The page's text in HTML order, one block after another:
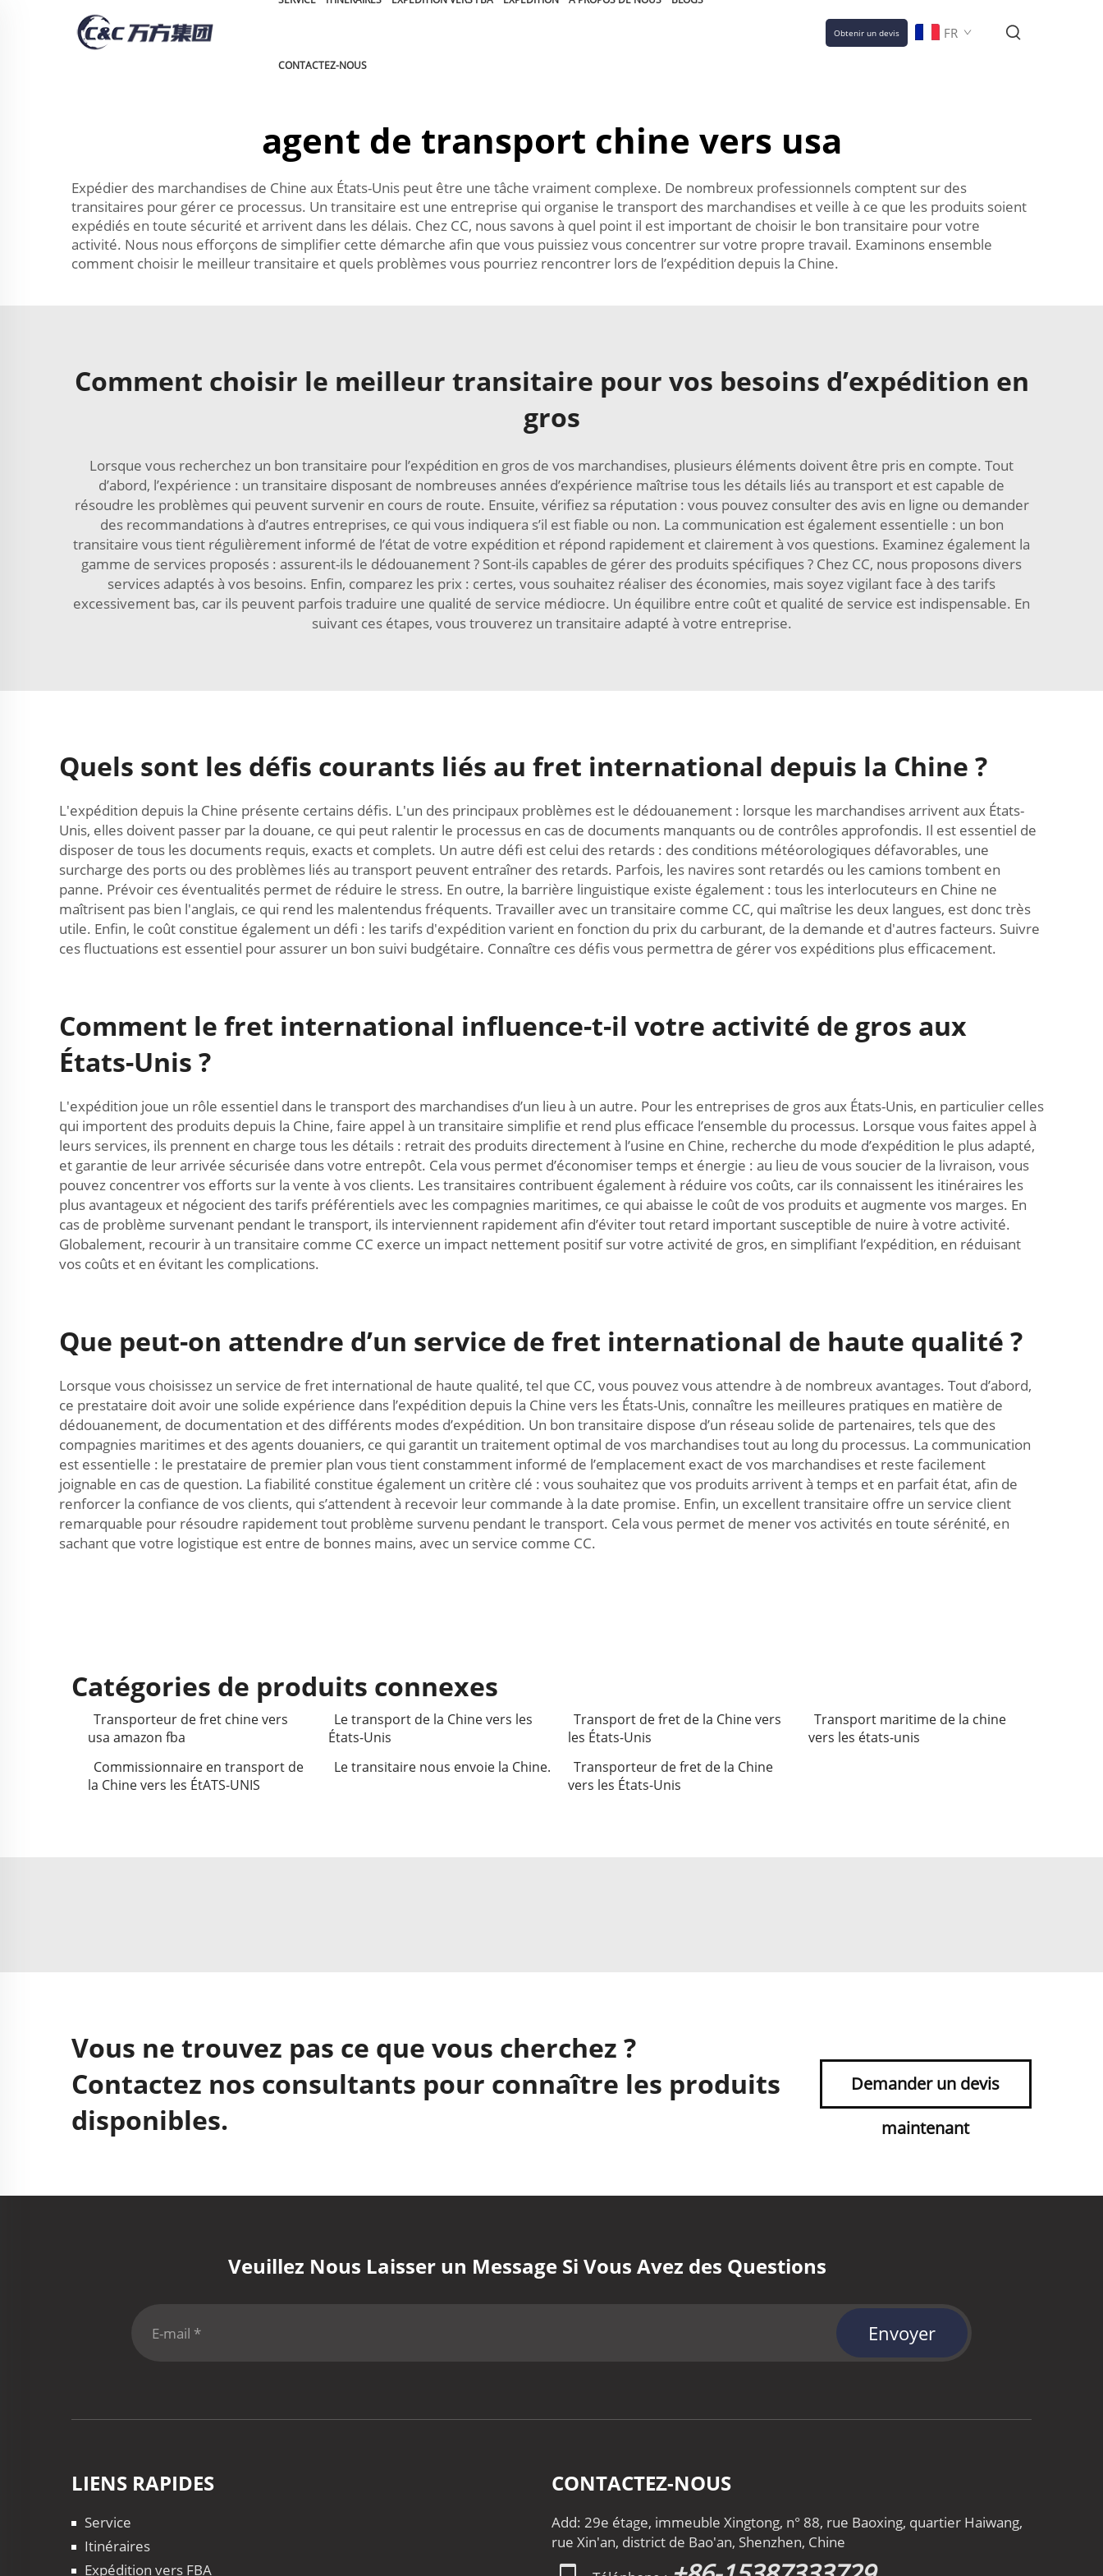
CONTACTEZ-NOUS
Obtenir un devis FR
agent de transport chine vers usa
Expédier des marchandises de Chine aux États-Unis peut être une tâche vraiment complexe. De nombreux professionnels comptent sur des
transitaires pour gérer ce processus. Un transitaire est une entreprise qui organise le transport des marchandises et veille à ce que les produits soient
expédiés en toute sécurité et arrivent dans les délais. Chez CC, nous savons à quel point il est important de choisir le bon transitaire pour votre
activité. Nous nous efforçons de simplifier cette démarche afin que vous puissiez vous concentrer sur votre propre travail. Examinons ensemble
comment choisir le meilleur transitaire et quels problèmes vous pourriez rencontrer lors de l’expédition depuis la Chine.
Comment choisir le meilleur transitaire pour vos besoins d’expédition en
gros
Lorsque vous recherchez un bon transitaire pour l’expédition en gros de vos marchandises, plusieurs éléments doivent être pris en compte. Tout
d’abord, l’expérience : un transitaire disposant de nombreuses années d’expérience maîtrise tous les détails liés au transport et est capable de
résoudre les problèmes qui peuvent survenir en cours de route. Ensuite, vérifiez sa réputation : vous pouvez consulter des avis en ligne ou demander
des recommandations à d’autres entreprises, ce qui vous indiquera s’il est fiable ou non. La communication est également essentielle : un bon
transitaire vous tient régulièrement informé de l’état de votre expédition et répond rapidement et clairement à vos questions. Examinez également la
gamme de services proposés : assurent-ils le dédouanement ? Sont-ils capables de gérer des produits spécifiques ? Chez CC, nous proposons divers
services adaptés à vos besoins. Enfin, comparez les prix : certes, vous souhaitez réaliser des économies, mais soyez vigilant face à des tarifs
excessivement bas, car ils peuvent parfois traduire une qualité de service médiocre. Un équilibre entre coût et qualité de service est indispensable. En
suivant ces étapes, vous trouverez un transitaire adapté à votre entreprise.
Quels sont les défis courants liés au fret international depuis la Chine ?
L'expédition depuis la Chine présente certains défis. L'un des principaux problèmes est le dédouanement : lorsque les marchandises arrivent aux États-
Unis, elles doivent passer par la douane, ce qui peut ralentir le processus en cas de documents manquants ou de contrôles approfondis. Il est essentiel de
disposer de tous les documents requis, exacts et complets. Un autre défi est celui des retards : des conditions météorologiques défavorables, une
surcharge des ports ou des problèmes liés au transport peuvent entraîner des retards. Parfois, les navires sont retardés ou les camions tombent en
panne. Prévoir ces éventualités permet de réduire le stress. En outre, la barrière linguistique existe également : tous les interlocuteurs en Chine ne
maîtrisent pas bien l'anglais, ce qui rend les malentendus fréquents. Travailler avec un transitaire comme CC, qui maîtrise les deux langues, est donc très
utile. Enfin, le coût constitue également un défi : les tarifs d'expédition varient en fonction du prix du carburant, de la demande et d'autres facteurs. Suivre
ces fluctuations est essentiel pour assurer un bon suivi budgétaire. Connaître ces défis vous permettra de gérer vos expéditions plus efficacement.
Comment le fret international influence-t-il votre activité de gros aux
États-Unis ?
L'expédition joue un rôle essentiel dans le transport des marchandises d’un lieu à un autre. Pour les entreprises de gros aux États-Unis, en particulier celles
qui importent des produits depuis la Chine, faire appel à un transitaire simplifie et rend plus efficace l’ensemble du processus. Lorsque vous faites appel à
leurs services, ils prennent en charge tous les détails : retrait des produits directement à l’usine en Chine, recherche du mode d’expédition le plus adapté,
et garantie de leur arrivée sécurisée dans votre entrepôt. Cela vous permet d’économiser temps et énergie : au lieu de vous soucier de la livraison, vous
pouvez concentrer vos efforts sur la vente à vos clients. Les transitaires contribuent également à réduire vos coûts, car ils connaissent les itinéraires les
plus avantageux et négocient des tarifs préférentiels avec les compagnies maritimes, ce qui abaisse le coût de vos produits et augmente vos marges. En
cas de problème survenant pendant le transport, ils interviennent rapidement afin d’éviter tout retard important susceptible de nuire à votre activité.
Globalement, recourir à un transitaire comme CC exerce un impact nettement positif sur votre activité de gros, en simplifiant l’expédition, en réduisant
vos coûts et en évitant les complications.
Que peut-on attendre d’un service de fret international de haute qualité ?
Lorsque vous choisissez un service de fret international de haute qualité, tel que CC, vous pouvez vous attendre à de nombreux avantages. Tout d’abord,
ce prestataire doit avoir une solide expérience dans l’expédition depuis la Chine vers les États-Unis, connaître les meilleures pratiques en matière de
dédouanement, de documentation et des différents modes d’expédition. Un bon transitaire dispose d’un réseau solide de partenaires, tels que des
compagnies maritimes et des agents douaniers, ce qui garantit un traitement optimal de vos marchandises tout au long du processus. La communication
est essentielle : le prestataire de premier plan vous tient constamment informé de l’emplacement exact de vos marchandises et reste facilement
joignable en cas de question. La fiabilité constitue également un critère clé : vous souhaitez que vos produits arrivent à temps et en parfait état, afin de
renforcer la confiance de vos clients, qui s’attendent à recevoir leur commande à la date promise. Enfin, un excellent transitaire offre un service client
remarquable pour résoudre rapidement tout problème survenu pendant le transport. Cela vous permet de mener vos activités en toute sérénité, en
sachant que votre logistique est entre de bonnes mains, avec un service comme CC.
Catégories de produits connexes
Transporteur de fret chine vers
usa amazon fba
Le transport de la Chine vers les
États-Unis
Transport de fret de la Chine vers
les États-Unis
Transport maritime de la chine
vers les états-unis
Commissionnaire en transport de
la Chine vers les ÉtATS-UNIS
Le transitaire nous envoie la Chine.
Transporteur de fret de la Chine
vers les États-Unis
Vous ne trouvez pas ce que vous cherchez ?
Contactez nos consultants pour connaître les produits
disponibles.
Demander un devis
maintenant
Veuillez Nous Laisser un Message Si Vous Avez des Questions
Envoyer
LIENS RAPIDES
Service
Itinéraires
Expédition vers FBA
CONTACTEZ-NOUS
Add: 29e étage, immeuble Xingtong, n° 88, rue Baoxing, quartier Haiwang,
rue Xin'an, district de Bao'an, Shenzhen, Chine